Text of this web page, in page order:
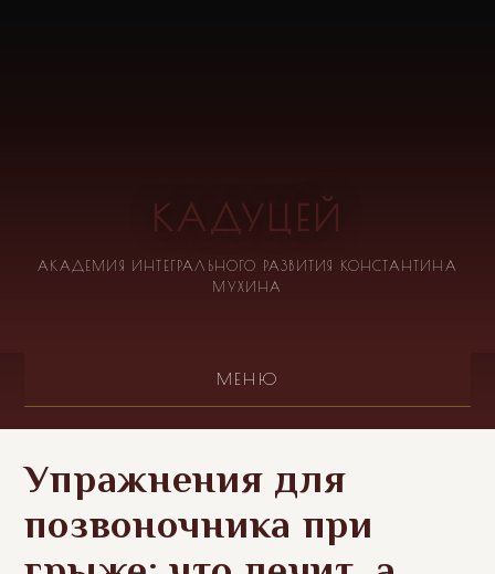
КАДУЦЕЙ
АКАДЕМИЯ ИНТЕГРАЛЬНОГО РАЗВИТИЯ КОНСТАНТИНА
МУХИНА
МЕНЮ
Упражнения для
позвоночника при